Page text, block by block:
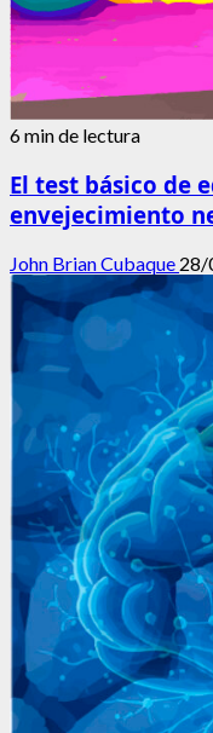
6 min de lectura
El test básico de
envejecimiento
John Brian Cubaque 28/